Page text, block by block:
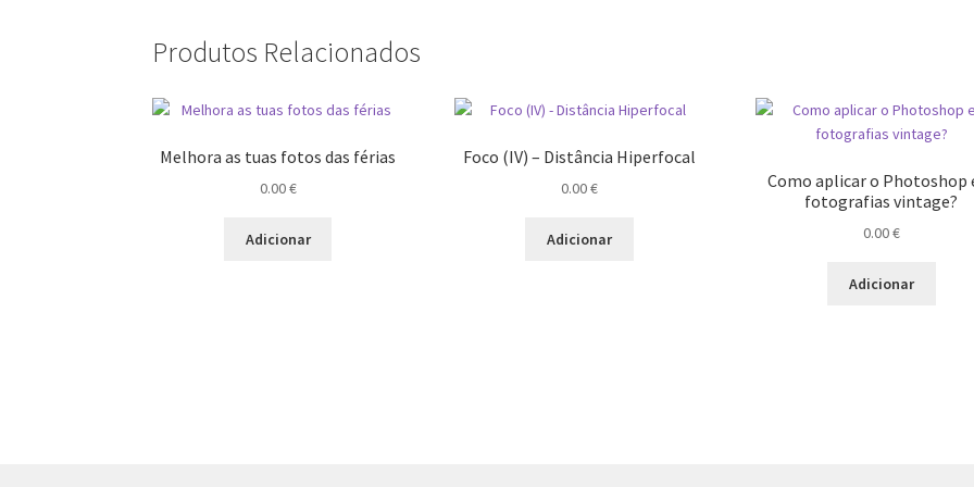
Produtos Relacionados
Melhora as tuas fotos das férias
0.00€
Adicionar
Foco (IV) – Distância Hiperfocal
0.00€
Adicionar
Como aplicar o Photoshop
fotografias vintage?
0.00€
Adicionar